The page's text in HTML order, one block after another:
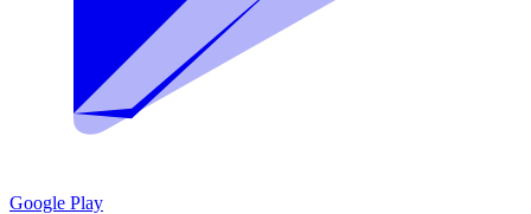
Google Play